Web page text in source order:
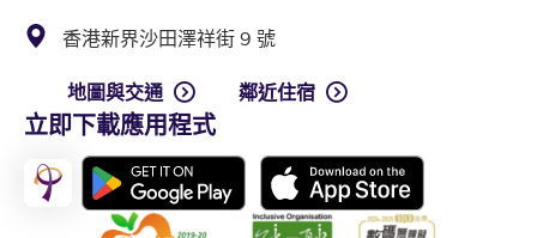
香港新界沙田澤祥街 9 號
地圖與交通 鄰近住宿
立即下載應用程式